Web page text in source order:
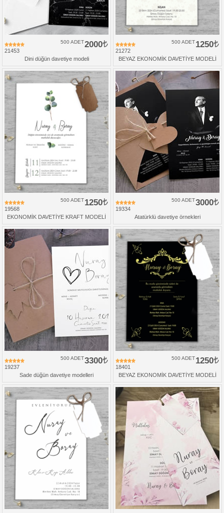
21453
2000
500 ADET
Dini düğün davetiye modeli
21272
1250
500 ADET
BEYAZ EKONOMİK DAVETİYE MODELİ
19568
1250
500 ADET
EKONOMİK DAVETİYE KRAFT MODELİ
19334
3000
500 ADET
Atatürklü davetiye örnekleri
19237
3300
500 ADET
Sade düğün davetiye modelleri
18401
1250
500 ADET
BEYAZ EKONOMİK DAVETİYE MODELİ